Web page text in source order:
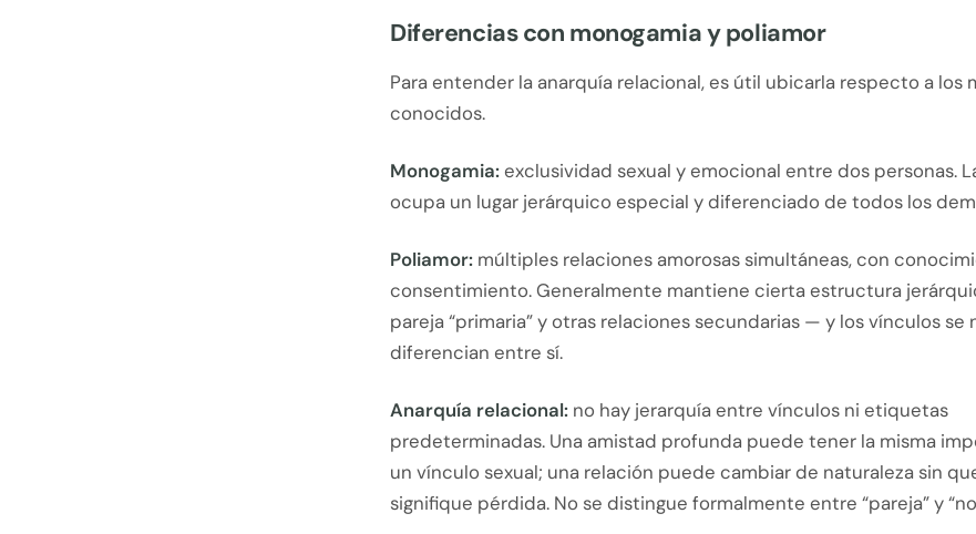
Diferencias con monogamia y poliamor
Para entender la anarquía relacional, es útil ubicarla respecto a los
conocidos.
Monogamia:exclusividad sexual y emocional entre dos personas.
ocupa un lugar jerárquico especial y diferenciado de todos los
Poliamor: múltiples relaciones amorosas simultáneas, con
consentimiento. Generalmente mantiene cierta estructura
pareja “primaria” y otras relaciones secundarias — y los vínculos se
diferencian entre sí.
Anarquía relacional: no hay jerarquía entre vínculos ni etiquetas
predeterminadas. Una amistad profunda puede tener la misma
un vínculo sexual; una relación puede cambiar de naturaleza sin
signifique pérdida. No se distingue formalmente entre “pareja” y